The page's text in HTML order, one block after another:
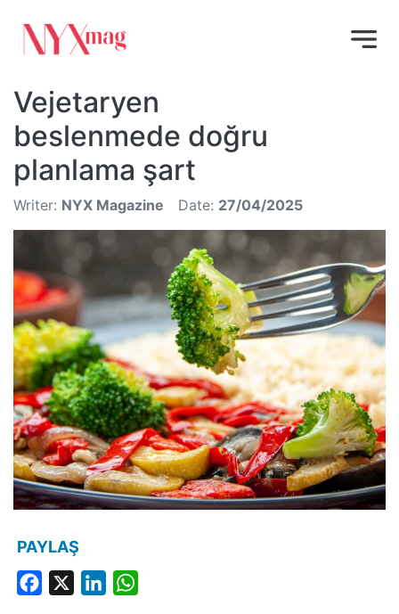
Vejetaryen
beslenmede doğru
planlama şart
Writer: NYX Magazine Date: 27/04/2025
PAYLAŞ
Facebook LinkedIn